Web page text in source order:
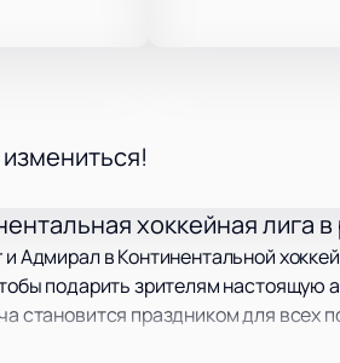
хоккейная лига в
Адмирал в Континентальной
подарить зрителям настоящую
становится праздником для всех